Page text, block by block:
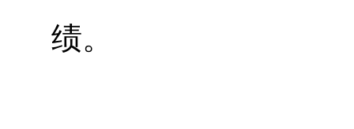
绩。